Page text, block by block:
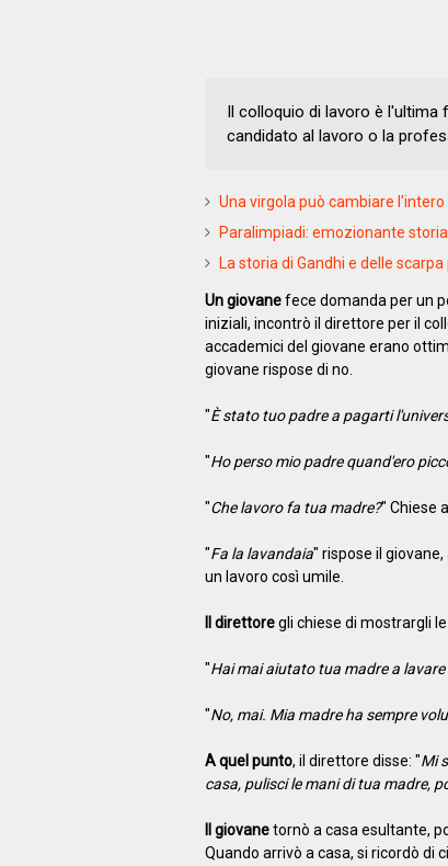
Il colloquio di lavoro è l'ultima
candidato al lavoro o la
Una virgola può cambiare
Paralimpiadi: emozionante
La storia di Gandhi e delle
Un giovanefece domanda per un
iniziali, incontrò il direttore per il
accademici del giovane erano
giovane rispose di no.
"È stato tuo padre a pagarti
"Ho perso mio padre quand'ero
"Che lavoro fa tua madre?" Chiese
"Fa la lavandaia" rispose il
un lavoro così umile.
Il direttoregli chiese di mostrargli
"Hai mai aiutato tua madre a lavare
"No, mai. Mia madre ha sempre
A quel punto, il direttore disse: "Mi
casa, pulisci le mani di tua madre,
Il giovanetornò a casa esultante,
Quando arrivò a casa, si ricordò di